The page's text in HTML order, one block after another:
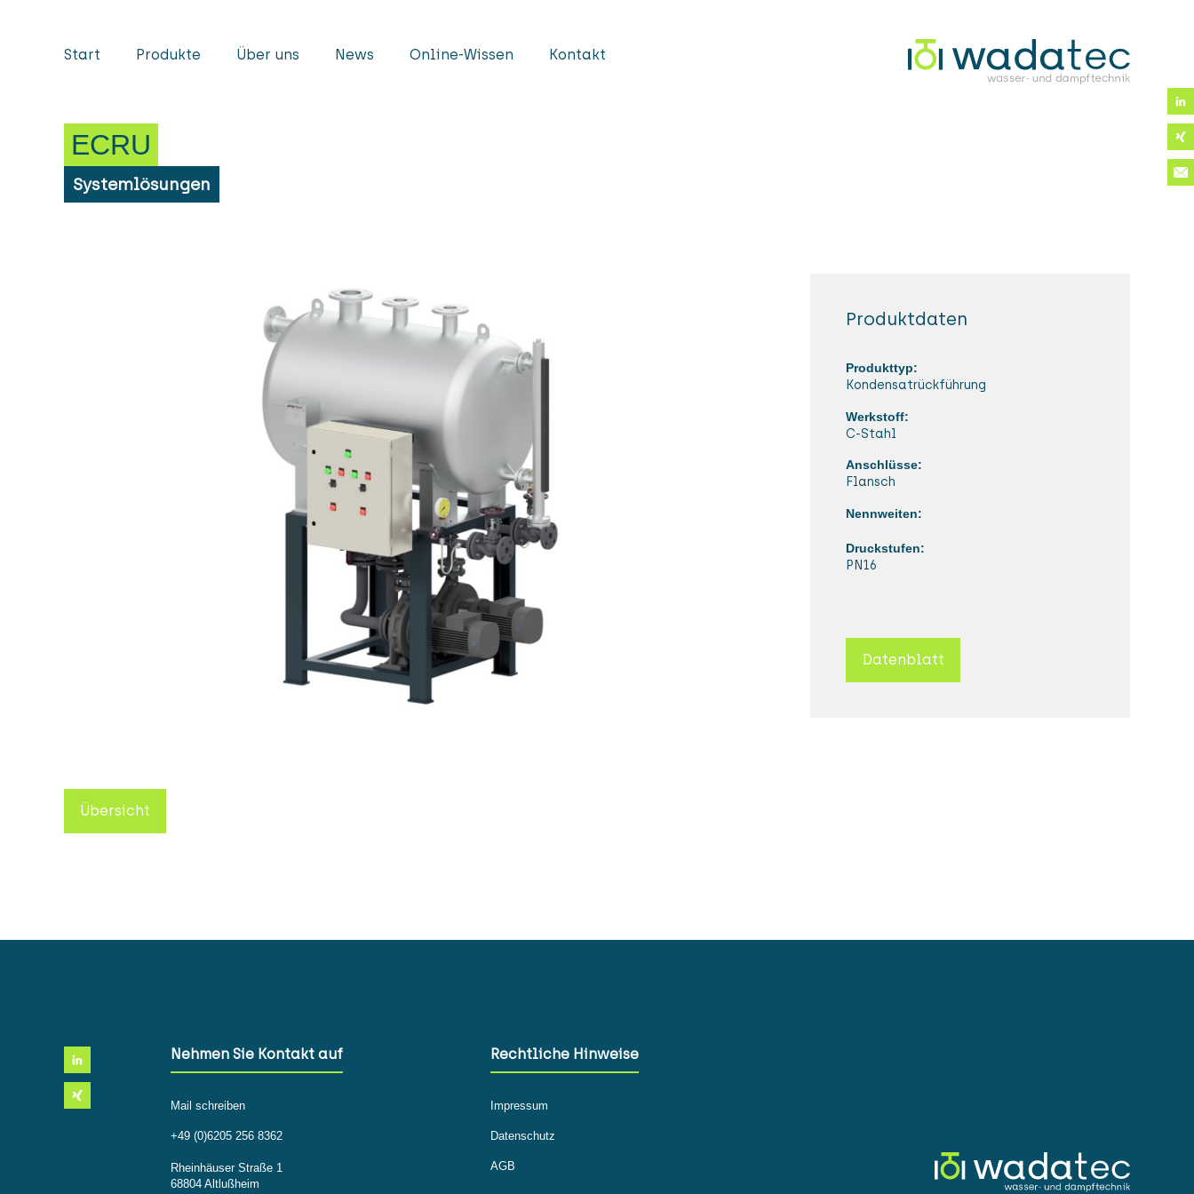
Start Produkte Über uns News Online-Wissen Kontakt
ECRU
Systemlösungen
Produktdaten
Produkttyp:
Kondensatrückführung
Werkstoff:
C-Stahl
Anschlüsse:
Flansch
Nennweiten:
Druckstufen:
PN16
Datenblatt
Übersicht
Nehmen Sie Kontakt auf
Mail schreiben
+49 (0)6205 256 8362
Rheinhäuser Straße 1
68804 Altlußheim
Rechtliche Hinweise
Impressum
Datenschutz
AGB